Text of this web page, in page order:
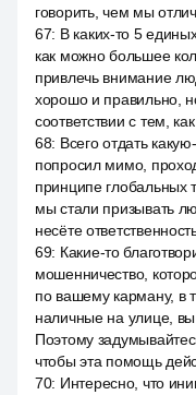
говорить, чем мы
67: В каких-то 5
как можно большее
привлечь внимание
хорошо и правильно,
соответствии с тем,
68: Всего отдать
попросил мимо,
принципе глобальных
мы стали призывать
несёте
69: Какие-то
мошенничество,
по вашему карману, в
наличные на улице,
Поэтому
чтобы эта помощь
70: Интересно, что